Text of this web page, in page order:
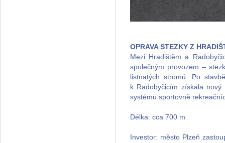
OPRAVA STEZKY Z
Mezi Hradištěm a
společným provozem –
listnatých stromů. Po
k Radobyčicím získala
systému sportovně
Délka: cca 700 m
Investor: město Plzeň